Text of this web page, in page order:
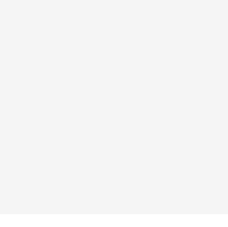
en garantissant la conformité avec